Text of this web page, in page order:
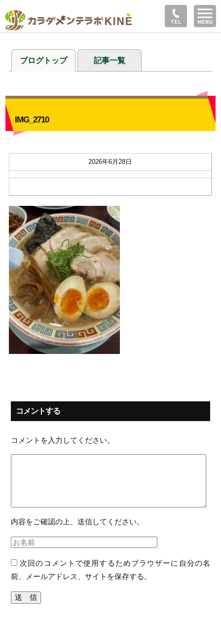
ブログトップ 記事一覧
IMG_2710
2026年6月28日
コメントする
コメントを入力してください。
内容をご確認の上、送信してください。
次回のコメントで使用するためブラウザーに自分の名
前、メールアドレス、サイトを保存する。